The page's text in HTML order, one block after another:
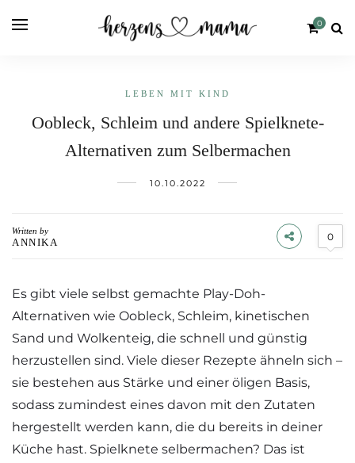
0
LEBEN MIT KIND
Oobleck, Schleim und andere Spielknete-
Alternativen zum Selbermachen
10.10.2022
Written by
ANNIKA 0
Es gibt viele selbst gemachte Play-Doh-
Alternativen wie Oobleck, Schleim, kinetischen
Sand und Wolkenteig, die schnell und günstig
herzustellen sind. Viele dieser Rezepte ähneln sich –
sie bestehen aus Stärke und einer öligen Basis,
sodass zumindest eines davon mit den Zutaten
hergestellt werden kann, die du bereits in deiner
Küche hast. Spielknete selbermachen? Das ist